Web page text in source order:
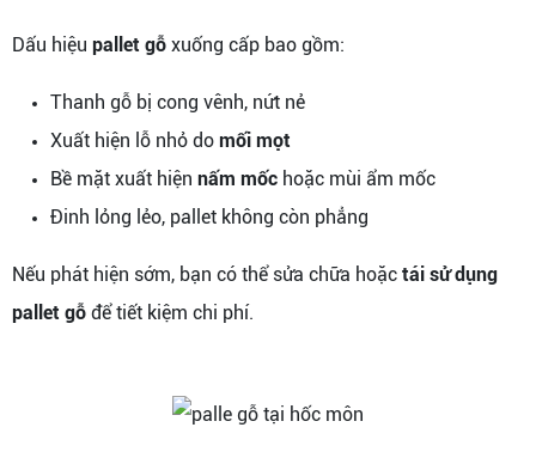
Dấu hiệu pallet gỗ xuống cấp bao gồm:
Thanh gỗ bị cong vênh, nứt nẻ
Xuất hiện lỗ nhỏ do mối mọt
Bề mặt xuất hiện nấm mốc hoặc mùi ẩm mốc
Đinh lỏng lẻo, pallet không còn phẳng
Nếu phát hiện sớm, bạn có thể sửa chữa hoặc tái sử dụng
pallet gỗ để tiết kiệm chi phí.